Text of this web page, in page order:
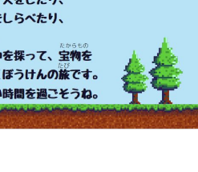
話（小学生）